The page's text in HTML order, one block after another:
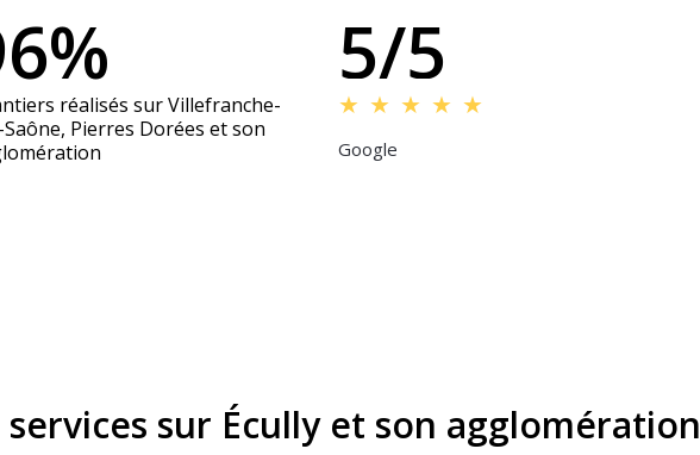
réalisés sur Villefranche-
Pierres Dorées et son
5/5
★ ★ ★ ★ ★
Google
services sur Écully et son agglomération